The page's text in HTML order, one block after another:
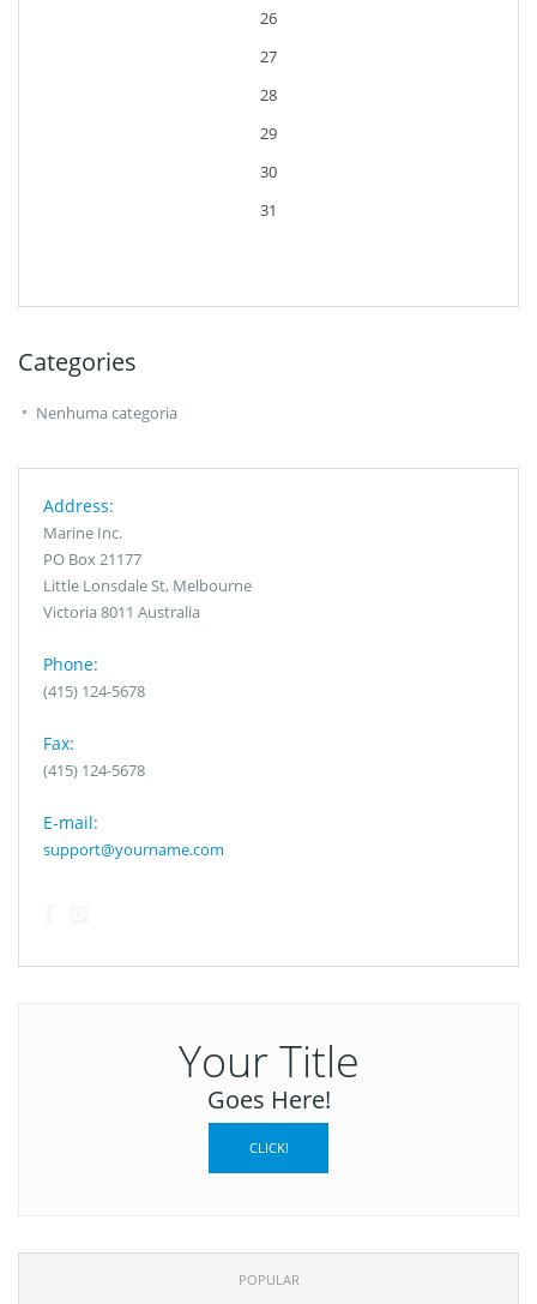
26
27
28
29
30
31
Categories
Nenhuma categoria
Address:
Marine Inc.
PO Box 21177
Little Lonsdale St, Melbourne
Victoria 8011 Australia
Phone:
(415) 124-5678
Fax:
(415) 124-5678
E-mail:
support@yourname.com
Your Title
Goes Here!
CLICK!
POPULAR